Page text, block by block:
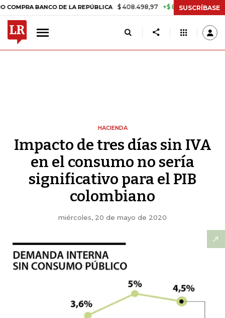
DE LA REPÚBLICA $ 408.498,97 +$ 8.753,81 +2,19% TASA
SUSCRÍBASE
HACIENDA
Impacto de tres días sin IVA
en el consumo no sería
significativo para el PIB
colombiano
miércoles, 20 de mayo de 2020